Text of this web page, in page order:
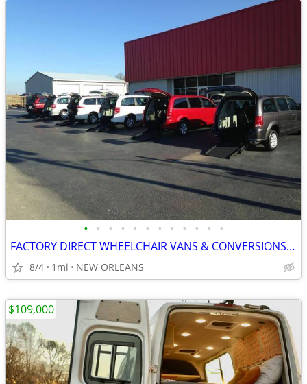
• • • • • • • • • • • •
FACTORY DIRECT WHEELCHAIR VANS & CONVERSIONS! PAY WHAT THE DEALERS PAY
8/4 1mi NEW ORLEANS
$109,000